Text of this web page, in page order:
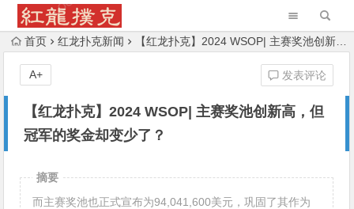
首页 红龙扑克新闻 【红龙扑克】2024 WSOP| 主赛奖池创新高，但冠军的奖金却变少了？
【红龙扑克】2024 WSOP| 主赛奖池创新高，但
冠军的奖金却变少了？
发表评论
A+
摘要
而主赛奖池也正式宣布为94,041,600美元，巩固了其作为